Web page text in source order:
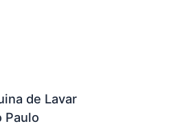
de Lavar
Paulo